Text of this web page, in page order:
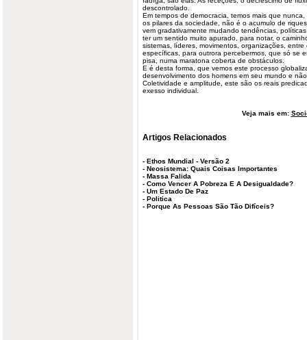
descontrolado.
Em tempos de democracia, temos mais que
os pilares da sociedade, não é o acumulo de
vem gradativamente mudando tendências,
ter um sentido muito apurado, para notar, o
sistemas, líderes, movimentos, organizações,
específicas, para outrora percebermos, que só se
pisa, numa maratona coberta de obstáculos.
E é desta forma, que vemos este processo
desenvolvimento dos homens em seu mundo e
Coletividade e amplitude, este são os reais
exesso individual.
Veja mais em:
Artigos Relacionados
- Ethos Mundial - Versão 2
- Neosistema: Quais Coisas Importantes
- Massa Falida
- Como Vencer A Pobreza E A Desigualdade?
- Um Estado De Paz
- Politica
- Porque As Pessoas São Tão Difíceis?